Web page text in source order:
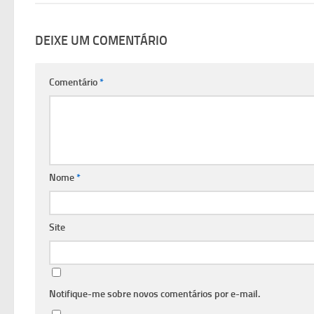
DEIXE UM COMENTÁRIO
Comentário*
Nome*
Site
Notifique-me sobre novos comentários por e-mail.